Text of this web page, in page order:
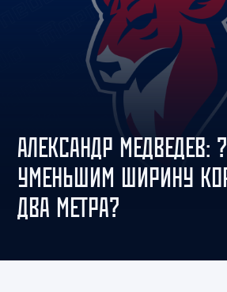
АЛЕКСАНДР МЕДВЕДЕВ:
УМЕНЬШИМ ШИРИНУ
ДВА МЕТРА?